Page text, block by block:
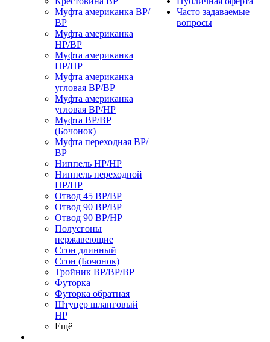
Муфта американка ВР/
ВР
Муфта американка
НР/ВР
Муфта американка
НР/НР
Муфта американка
угловая ВР/ВР
Муфта американка
угловая ВР/НР
Муфта ВР/ВР
(Бочонок)
Муфта переходная ВР/
ВР
Ниппель НР/НР
Ниппель переходной
НР/НР
Отвод 45 ВР/ВР
Отвод 90 ВР/ВР
Отвод 90 ВР/НР
Полусгоны
нержавеющие
Сгон длинный
Сгон (Бочонок)
Тройник ВР/ВР/ВР
Футорка
Футорка обратная
Штуцер шланговый
НР
Ещё
Часто задаваемые
вопросы